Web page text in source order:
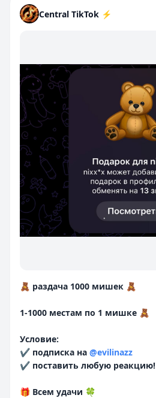
Central TikTok ⚡️
🧸 раздача 1000 мишек 🧸
1-1000 местам по 1 мишке 🧸
Условие:
✔️ подписка на @evilinazz
✔️ поставить любую реакцию!
🎁 Всем удачи 🍀